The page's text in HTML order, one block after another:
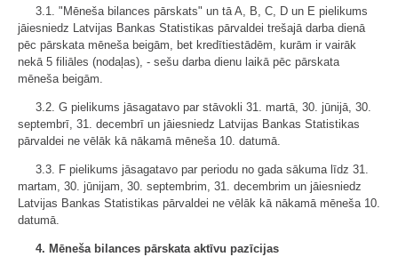
3.1. "Mēneša bilances pārskats" un tā A, B, C, D un E pielikums
jāiesniedz Latvijas Bankas Statistikas pārvaldei trešajā darba dienā
pēc pārskata mēneša beigām, bet kredītiestādēm, kurām ir vairāk
nekā 5 filiāles (nodaļas), - sešu darba dienu laikā pēc pārskata
mēneša beigām.
3.2. G pielikums jāsagatavo par stāvokli 31. martā, 30. jūnijā, 30.
septembrī, 31. decembrī un jāiesniedz Latvijas Bankas Statistikas
pārvaldei ne vēlāk kā nākamā mēneša 10. datumā.
3.3. F pielikums jāsagatavo par periodu no gada sākuma līdz 31.
martam, 30. jūnijam, 30. septembrim, 31. decembrim un jāiesniedz
Latvijas Bankas Statistikas pārvaldei ne vēlāk kā nākamā mēneša 10.
datumā.
4. Mēneša bilances pārskata aktīvu pazīcijas